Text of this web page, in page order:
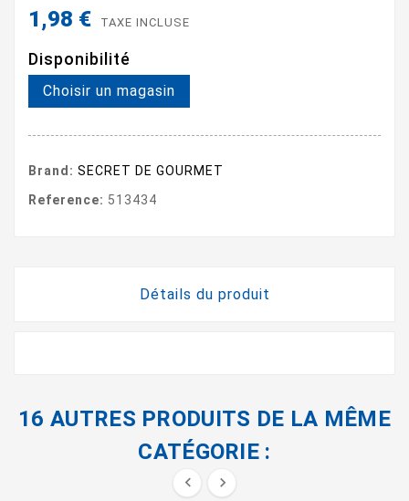
1,98 € TAXE INCLUSE
Disponibilité
Choisir un magasin
Brand: SECRET DE GOURMET
Reference: 513434
Détails du produit
16 AUTRES PRODUITS DE LA MÊME
CATÉGORIE :
 